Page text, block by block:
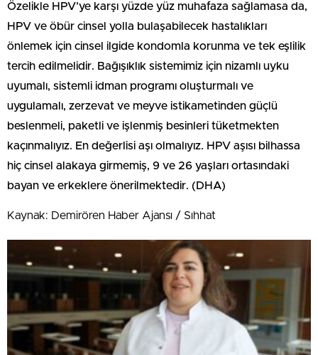
Özelikle HPV’ye karşı yüzde yüz muhafaza sağlamasa da,
HPV ve öbür cinsel yolla bulaşabilecek hastalıkları
önlemek için cinsel ilgide kondomla korunma ve tek eşlilik
tercih edilmelidir. Bağışıklık sistemimiz için nizamlı uyku
uyumalı, sistemli idman programı oluşturmalı ve
uygulamalı, zerzevat ve meyve istikametinden güçlü
beslenmeli, paketli ve işlenmiş besinleri tüketmekten
kaçınmalıyız. En değerlisi aşı olmalıyız. HPV aşısı bilhassa
hiç cinsel alakaya girmemiş, 9 ve 26 yaşları ortasındaki
bayan ve erkeklere önerilmektedir. (DHA)
Kaynak: Demirören Haber Ajansı / Sıhhat